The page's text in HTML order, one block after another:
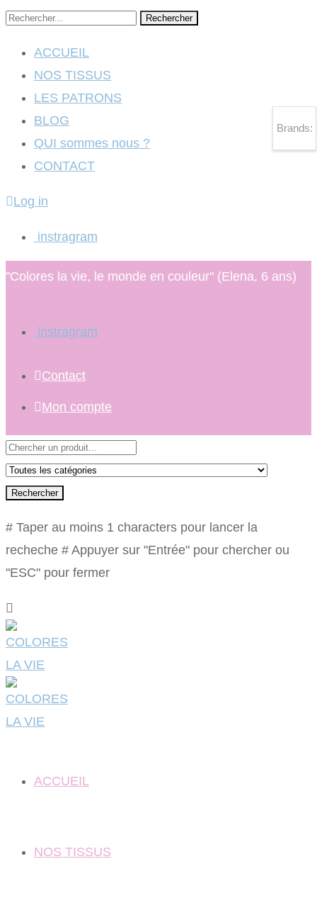
Rechercher
ACCUEIL
NOS TISSUS
LES PATRONS
BLOG
QUI sommes nous ?
CONTACT
Log in
instragram
"Colores la vie, le monde en couleur" (Elena, 6 ans)
instragram
Contact
Mon compte
Rechercher
# Taper au moins 1 characters pour lancer la
recheche # Appuyer sur "Entrée" pour chercher ou
"ESC" pour fermer
ACCUEIL
NOS TISSUS
Brands: